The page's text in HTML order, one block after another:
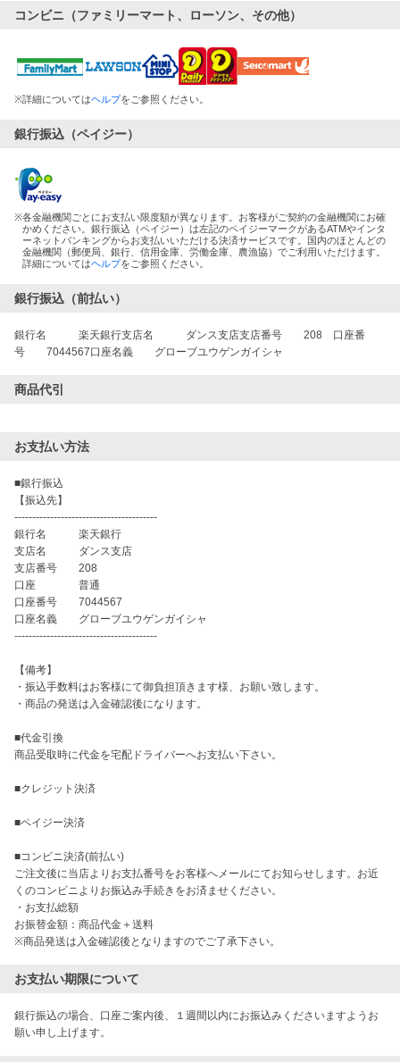
コンビニ（ファミリーマート、ローソン、その他）
※詳細についてはヘルプをご参照ください。
銀行振込（ペイジー）
※各金融機関ごとにお支払い限度額が異なります。お客様がご契約の金融機関にお確
かめください。銀行振込（ペイジー）は左記のペイジーマークがあるATMやインタ
ーネットバンキングからお支払いいただける決済サービスです。国内のほとんどの
金融機関（郵便局、銀行、信用金庫、労働金庫、農漁協）でご利用いただけます。
詳細についてはヘルプをご参照ください。
銀行振込（前払い）
銀行名 楽天銀行支店名 ダンス支店支店番号 208 口座番
号 7044567口座名義 グローブユウゲンガイシャ
商品代引
お支払い方法
■銀行振込
【振込先】
----------------------------------------
銀行名　　　楽天銀行
支店名　　　ダンス支店
支店番号　　208
口座　　　　普通
口座番号　　7044567
口座名義　　グローブユウゲンガイシャ
----------------------------------------
【備考】
・振込手数料はお客様にて御負担頂きます様、お願い致します。
・商品の発送は入金確認後になります。
■代金引換
商品受取時に代金を宅配ドライバーへお支払い下さい。
■クレジット決済
■ペイジー決済
■コンビニ決済(前払い)
ご注文後に当店よりお支払番号をお客様へメールにてお知らせします。お近
くのコンビニよりお振込み手続きをお済ませください。
・お支払総額
お振替金額：商品代金＋送料
※商品発送は入金確認後となりますのでご了承下さい。
お支払い期限について
銀行振込の場合、口座ご案内後、１週間以内にお振込みくださいますようお
願い申し上げます。